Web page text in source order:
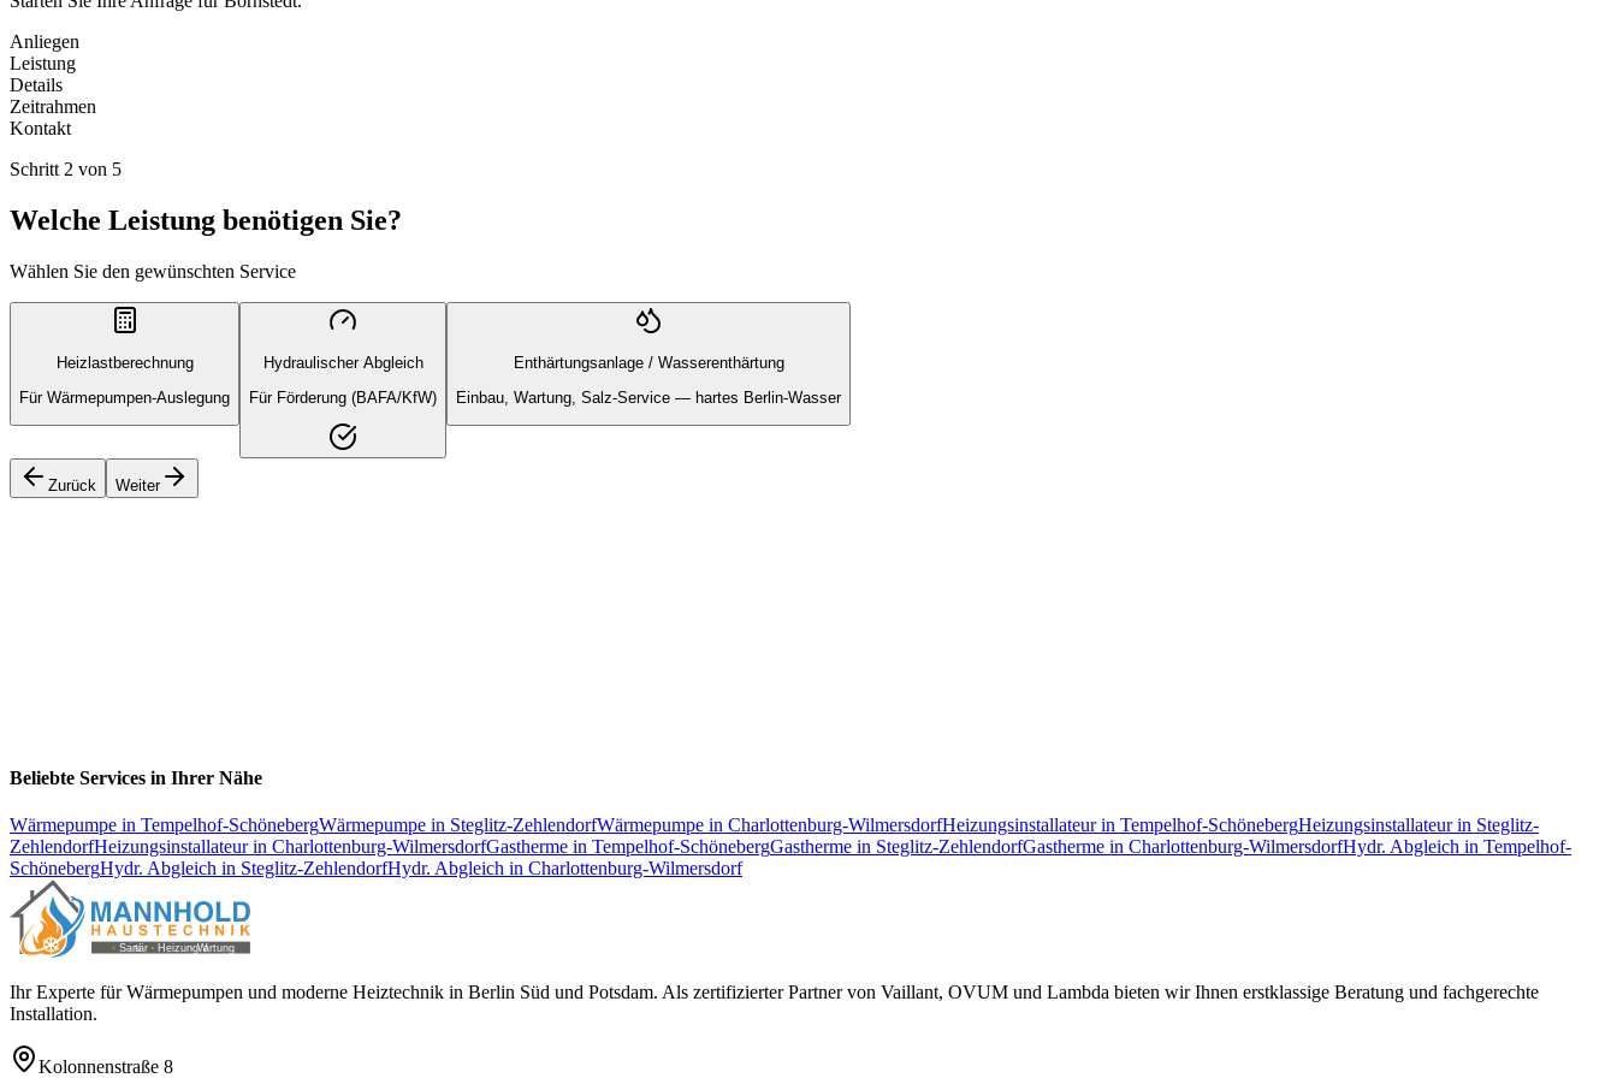
Anliegen
Leistung
Details
Zeitrahmen
Kontakt
Schritt 2 von 5
Welche Leistung benötigen Sie?
Wählen Sie den gewünschten Service
Heizlastberechnung
Für Wärmepumpen-Auslegung
Hydraulischer Abgleich
Für Förderung (BAFA/KfW)
Enthärtungsanlage / Wasserenthärtung
Einbau, Wartung, Salz-Service — hartes Berlin-Wasser
Zurück Weiter
Beliebte Services in Ihrer Nähe
Wärmepumpe in Tempelhof-SchönebergWärmepumpe in Steglitz-ZehlendorfWärmepumpe in Charlottenburg-WilmersdorfHeizungsinstallateurin Tempelhof-SchönebergHeizungsinstallateurin Steglitz-
ZehlendorfHeizungsinstallateurin Charlottenburg-WilmersdorfGastherme in Tempelhof-SchönebergGastherme in Steglitz-ZehlendorfGastherme in Charlottenburg-WilmersdorfHydr. Abgleich in Tempelhof-
SchönebergHydr. Abgleich in Steglitz-ZehlendorfHydr. Abgleich in Charlottenburg-Wilmersdorf
Ihr Experte für Wärmepumpen und moderne Heiztechnik in Berlin Süd und Potsdam. Als zertifizierter Partner von Vaillant, OVUM und Lambda bieten wir Ihnen erstklassige Beratung und fachgerechte
Installation.
Kolonnenstraße 8